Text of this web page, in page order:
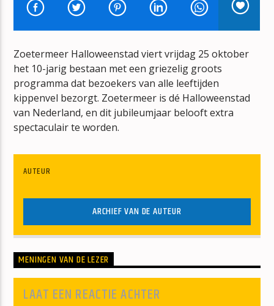
SHE'S IN LOVE WITH YOU (1)
SUZIE QUATTRO
mz-radio
Zoetermeer Halloweenstad viert vrijdag 25 oktober
het 10-jarig bestaan met een griezelig groots
programma dat bezoekers van alle leeftijden
kippenvel bezorgt. Zoetermeer is dé Halloweenstad
van Nederland, en dit jubileumjaar belooft extra
spectaculair te worden.
AUTEUR
ARCHIEF VAN DE AUTEUR
MENINGEN VAN DE LEZER
LAAT EEN REACTIE ACHTER